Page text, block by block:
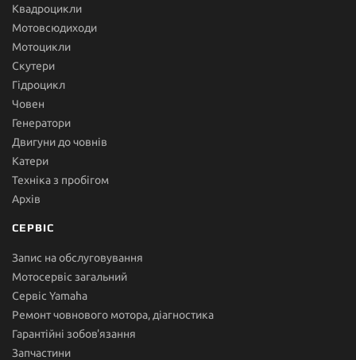
Квадроцикли
Мотовсюдиходи
Мотоцикли
Скутери
Гідроцикл
Човен
Генератори
Двигуни до човнів
Катери
Техніка з пробігом
Архів
СЕРВІС
Запис на обслуговування
Мотосервіс загальний
Сервіс Yamaha
Ремонт човнового мотора, діагностика
Гарантійні зобов'язання
Запчастини